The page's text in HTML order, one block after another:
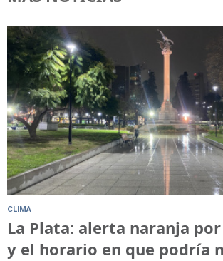
CLIMA
La Plata: alerta naranja
y el horario en que podría